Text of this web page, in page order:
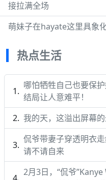
接拉满全场
萌妹子在hayate这里具
热点生活
哪怕牺牲自己也要保
结局让人意难平！
我的天，这溢出屏幕的
侃爷带妻子穿透明衣
请不请自来
2月3日，“侃爷